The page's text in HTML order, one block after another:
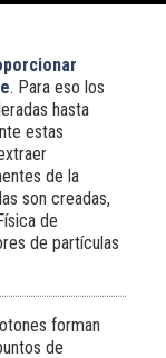
. Para eso los
hasta
estas
de la
son creadas,
de
de partículas
forman
de